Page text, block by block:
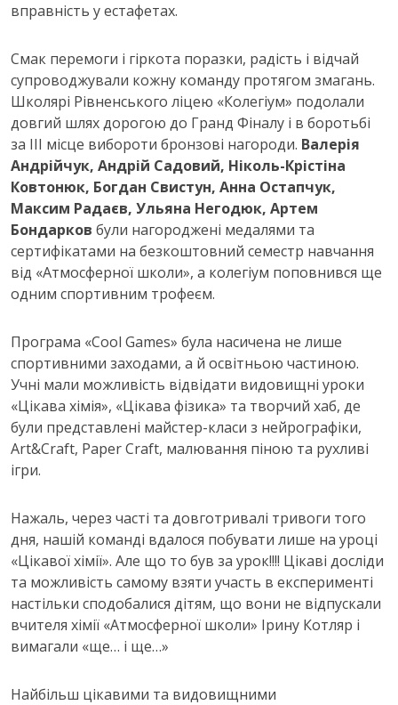
вправність у естафетах.
Смак перемоги і гіркота поразки, радість і відчай
супроводжували кожну команду протягом змагань.
Школярі Рівненського ліцею «Колегіум» подолали
довгий шлях дорогою до Гранд Фіналу і в боротьбі
за ІІІ місце вибороти бронзові нагороди. Валерія
Андрійчук, Андрій Садовий, Ніколь-Крістіна
Ковтонюк, Богдан Свистун, Анна Остапчук,
Максим Радаєв, Ульяна Негодюк, Артем
Бондарков були нагороджені медалями та
сертифікатами на безкоштовний семестр навчання
від «Атмосферної школи», а колегіум поповнився ще
одним спортивним трофеєм.
Програма «Cool Games» була насичена не лише
спортивними заходами, а й освітньою частиною.
Учні мали можливість відвідати видовищні уроки
«Цікава хімія», «Цікава фізика» та творчий хаб, де
були представлені майстер-класи з нейрографіки,
Art&Craft, Paper Craft, малювання піною та рухливі
ігри.
Нажаль, через часті та довготривалі тривоги того
дня, нашій команді вдалося побувати лише на уроці
«Цікавої хімії». Але що то був за урок!!!! Цікаві досліди
та можливість самому взяти участь в експерименті
настільки сподобалися дітям, що вони не відпускали
вчителя хімії «Атмосферної школи» Ірину Котляр і
вимагали «ще… і ще…»
Найбільш цікавими та видовищними